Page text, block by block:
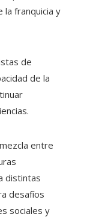
la franquicia y
de
de la
entre
distintas
desafíos
sociales y